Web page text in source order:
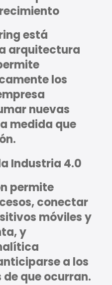
está
arquitectura
los
nuevas
medida que
Industria 4.0
permite
conectar
móviles y
y
a los
que ocurran.